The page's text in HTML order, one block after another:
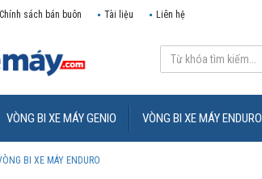
Chính sách bán buôn Tài liệu Liên hệ
VÒNG BI XE MÁY GENIO VÒNG BI XE MÁY ENDURO
BI XE MÁY ENDURO